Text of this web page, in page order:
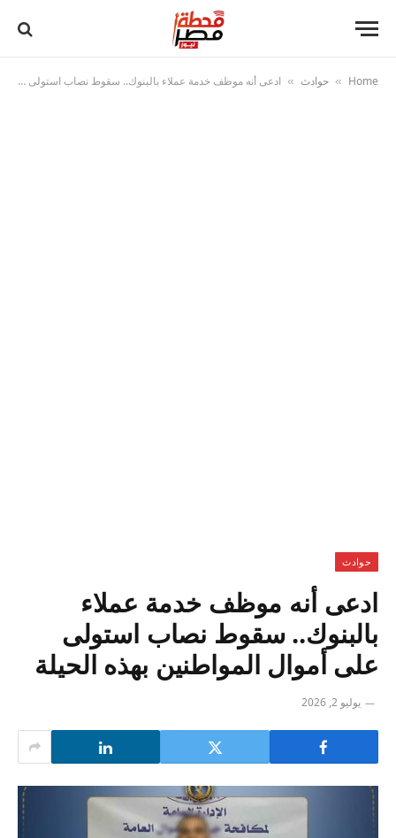
Home
» حوادث » ادعى أنه موظف خدمة عملاء بالبنوك.. سقوط نصاب استولى على أموال المواطنين بهذه الحيلة
حوادث
ادعى أنه موظف خدمة عملاء
بالبنوك.. سقوط نصاب استولى
على أموال المواطنين بهذه الحيلة
يوليو 2, 2026